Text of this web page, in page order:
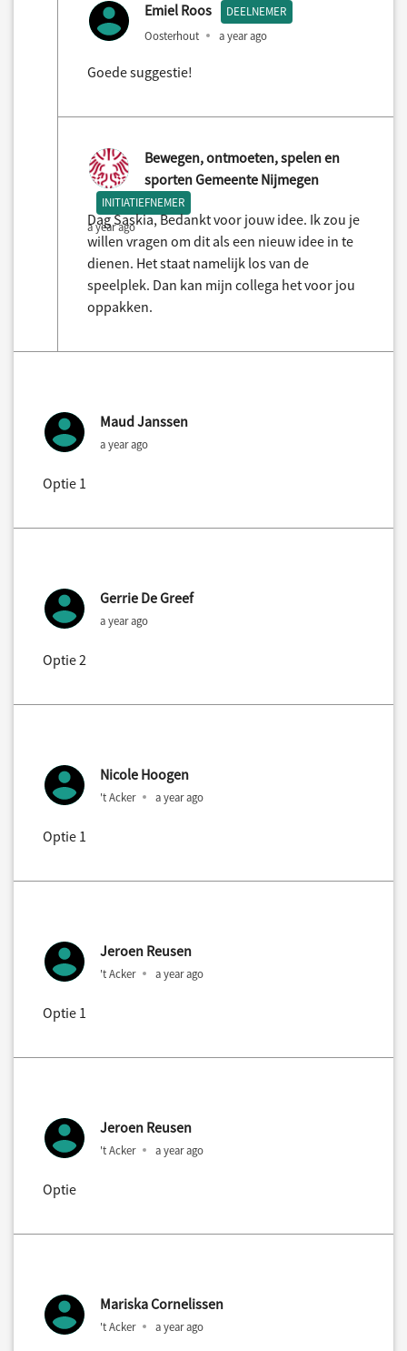
Emiel Roos DEELNEMER
Oosterhout a year ago
Goede suggestie!
Bewegen, ontmoeten, spelen en
sporten Gemeente Nijmegen
INITIATIEFNEMER
a year ago
Dag Saskia, Bedankt voor jouw idee. Ik zou je
willen vragen om dit als een nieuw idee in te
dienen. Het staat namelijk los van de
speelplek. Dan kan mijn collega het voor jou
oppakken.
Maud Janssen
a year ago
Optie 1
Gerrie De Greef
a year ago
Optie 2
Nicole Hoogen
't Acker a year ago
Optie 1
Jeroen Reusen
't Acker a year ago
Optie 1
Jeroen Reusen
't Acker a year ago
Optie
Mariska Cornelissen
't Acker a year ago